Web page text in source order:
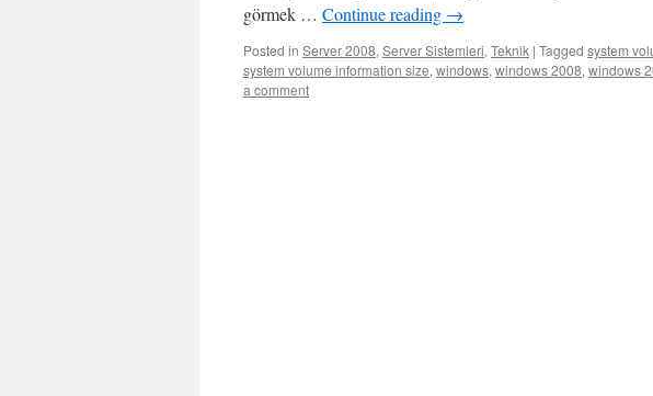
görmek … Continue reading →
Posted in Server 2008, Server Sistemleri, Teknik | Tagged system
system volume information size, windows, windows 2008, windows
a comment